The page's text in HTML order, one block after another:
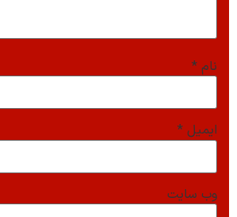
نام *
ایمیل *
وب‌ سایت